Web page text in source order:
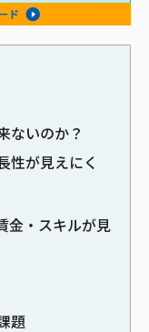
ないのか？
性が見えにく
金・スキルが見
題